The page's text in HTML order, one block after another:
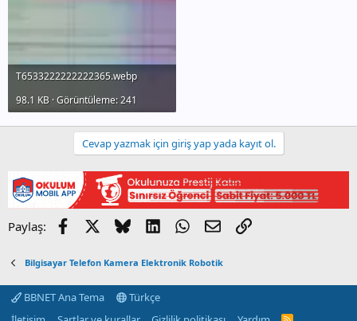
T6533222222222365.webp
98.1 KB · Görüntüleme: 241
Cevap yazmak için giriş yap yada kayıt ol.
Paylaş: Facebook BlueskyLinkedInWhatsApp
E-postaLink
Bilgisayar Telefon Kamera Elektronik Robotik
BBNET Ana Tema
Türkçe
R